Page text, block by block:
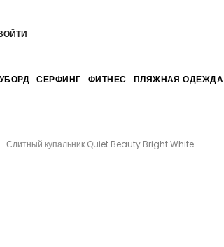
СЕРФИНГ ФИТНЕС ПЛЯЖНАЯ ОДЕЖДА
Слитный купальник Quiet Beauty Bright White